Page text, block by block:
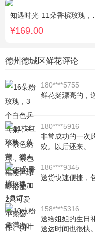
知遇时光 11朵香槟玫瑰，白桔梗、尤加利、满天星间插
¥169.00
德州德城区鲜花评论
180****5755
鲜花挺漂亮的，
180****5916
非常成功的一次
欢。以后还来。
186****9345
送货快速便捷，
158****5316
送给姐姐的生日
送达时间也很快。